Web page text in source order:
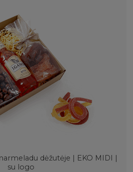
dėžutėje | EKO MIDI |
su logo